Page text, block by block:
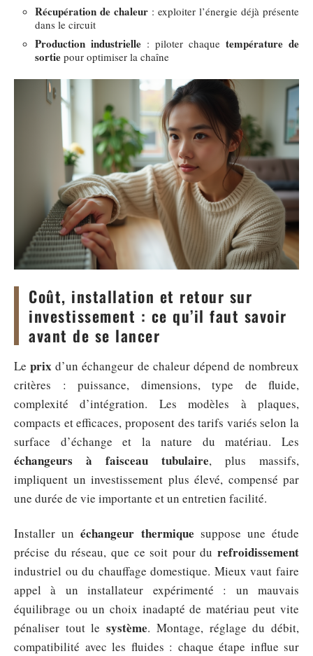
Récupération de chaleur : exploiter l’énergie déjà présente
dans le circuit
Production industrielle : piloter chaque température de
sortie pour optimiser la chaîne
Coût, installation et retour sur
investissement : ce qu’il faut savoir
avant de se lancer
Leprix d’un échangeur de chaleur dépend de nombreux
critères : puissance, dimensions, type de fluide,
complexité d’intégration. Les modèles à plaques,
compacts et efficaces, proposent des tarifs variés selon la
surface d’échange et la nature du matériau. Les
échangeurs à faisceau tubulaire, plus massifs,
impliquent un investissement plus élevé, compensé par
une durée de vie importante et un entretien facilité.
Installer unéchangeur thermique suppose une étude
précise du réseau, que ce soit pour du refroidissement
industriel ou du chauffage domestique. Mieux vaut faire
appel à un installateur expérimenté : un mauvais
équilibrage ou un choix inadapté de matériau peut vite
pénaliser tout lesystème. Montage, réglage du débit,
compatibilité avec les fluides : chaque étape influe sur